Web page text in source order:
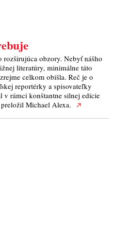
rozširujúca obzory. Nebyť nášho
literatúry, minimálne táto
celkom obišla. Reč je o
reportérky a spisovateľky
rámci konštantne silnej edície
Michael Alexa.